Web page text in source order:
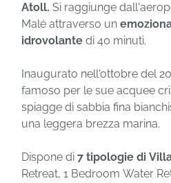
Atoll. Si raggiunge
Malé attraverso un
idrovolante di 40 minuti.
Inaugurato nell'ottobre del
famoso per le sue acquee
spiagge di sabbia fina
una leggera brezza marina.
Dispone di 7 tipologie di
Retreat, 1 Bedroom Water